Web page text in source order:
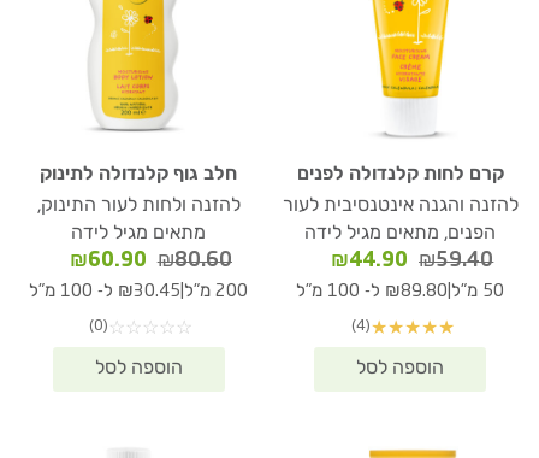
קרם לחות קלנדולה לפנים
להזנה והגנה אינטנסיבית לעור
הפנים, מתאים מגיל לידה
₪59.40
המחיר
המקורי
₪59.40.
₪44.90
המחיר
הנוכחי
50 מ"ל ₪89.80 ל- 100 מ"ל
★
★
★
★
★
(4)
חלב גוף קלנדולה לתינוק
להזנה ולחות לעור התינוק,
מתאים מגיל לידה
₪80.60
המחיר
המקורי
₪80.60.
₪60.90
הנוכחי
200 מ"ל ₪30.45 ל- 100 מ"ל
☆
☆
☆
☆
☆
(0)